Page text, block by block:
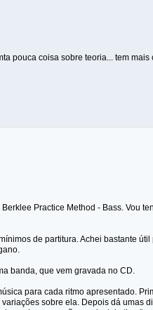
pouca coisa sobre teoria... tem
Practice Method - Bass. Vou
de partitura. Achei bastante
banda, que vem gravada no CD.
para cada ritmo apresentado.
sobre ela. Depois dá umas